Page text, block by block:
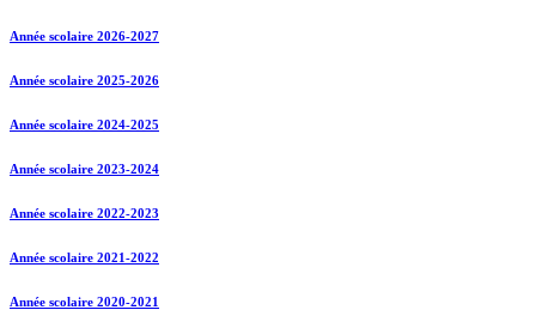
Année scolaire 2026-2027
Année scolaire 2025-2026
Année scolaire 2024-2025
Année scolaire 2023-2024
Année scolaire 2022-2023
Année scolaire 2021-2022
Année scolaire 2020-2021